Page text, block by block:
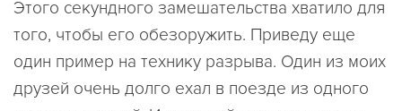
Этого секундного замешательства хватило для
того, чтобы его обезоружить. Приведу еще
один пример на технику разрыва. Один из моих
друзей очень долго ехал в поезде из одного